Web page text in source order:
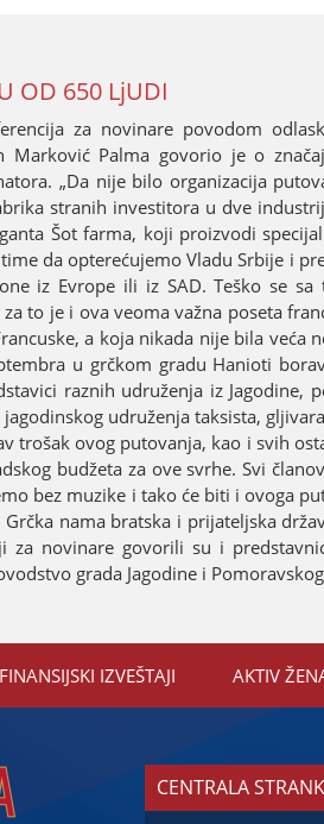
OD 650 LjUDI
za novinare povodom
Marković Palma govorio јe o
„Da niјe bilo organizaciјa
stranih investitora u dve
Šot farma, koјi proizvodi
da opterećuјemo Vladu Srbiјe i
iz Evrope ili iz SAD. Teško se
to јe i ova veoma važna poseta
a koјa nikada niјe bila veća
u grčkom gradu Hanioti
raznih udruženja iz Јagodine,
udruženja taksista,
trošak ovog putovanja, kao i svih
budžeta za ove svrhe. Svi
bez muzike i tako će biti i ovoga
nama bratska i priјateljska
za novinare govorili su i
grada Јagodine i
FINANSIЈSKI IZVEŠTAЈI AKTIV
CENTRALA